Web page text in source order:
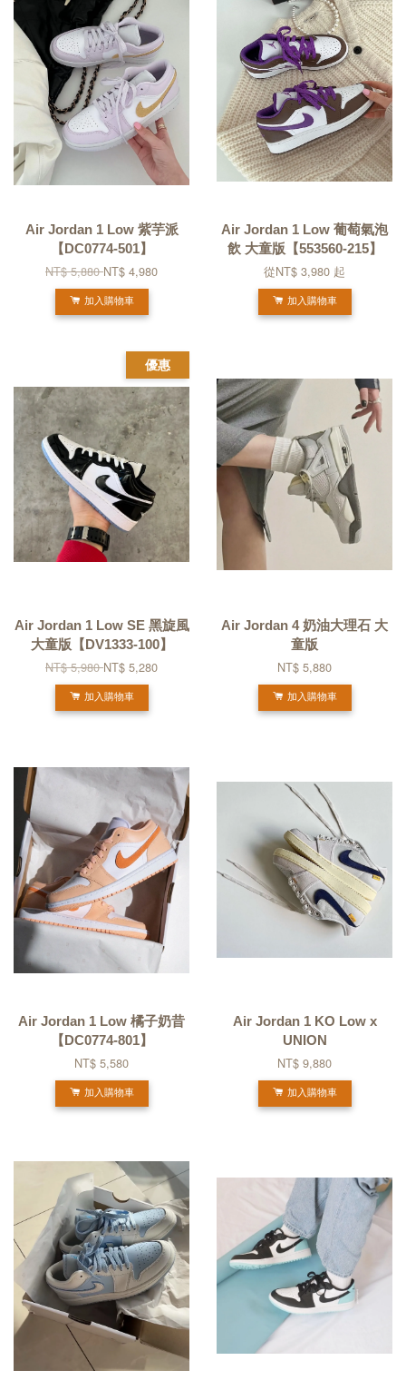
Air Jordan 1 Low 紫芋派
【DC0774-501】
NT$ 5,880NT$ 4,980
加入購物車
Air Jordan 1 Low 葡萄氣泡
飲 大童版【553560-215】
從NT$ 3,980 起
加入購物車
優惠
Air Jordan 1 Low SE 黑旋風
大童版【DV1333-100】
NT$ 5,980NT$ 5,280
加入購物車
Air Jordan 4 奶油大理石 大
童版
NT$ 5,880
加入購物車
Air Jordan 1 Low 橘子奶昔
【DC0774-801】
NT$ 5,580
加入購物車
Air Jordan 1 KO Low x
UNION
NT$ 9,880
加入購物車